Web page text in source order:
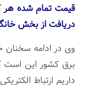
دریافت از بخش خانگی ۱۵۷
وی در ادامه
برق کشور این است
داریم ارتباط